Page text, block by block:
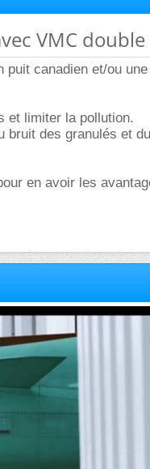
VMC
puit canadien et/ou
et limiter la pollution.
bruit des granulés et
en avoir les